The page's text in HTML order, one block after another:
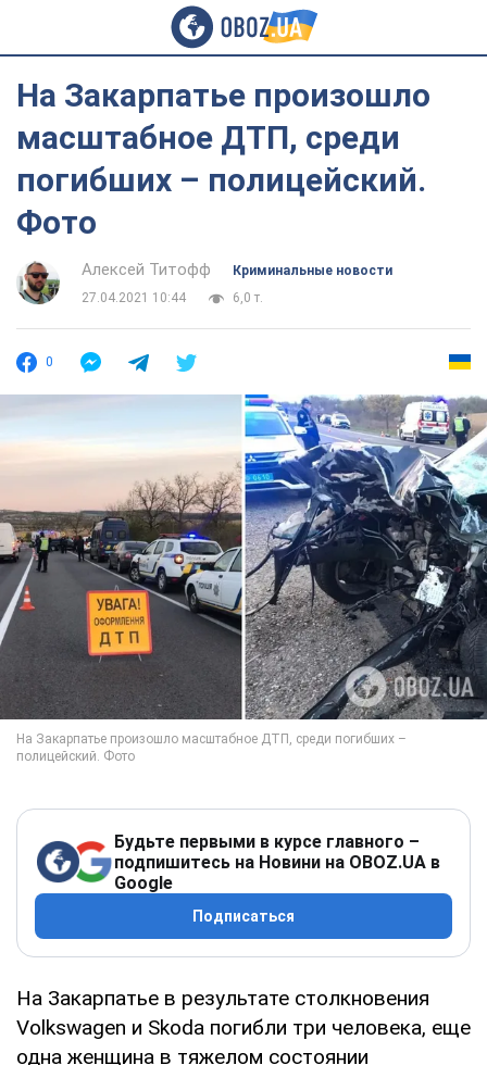
На Закарпатье произошло
масштабное ДТП, среди
погибших – полицейский.
Фото
Алексей Титофф
Криминальные новости
27.04.2021 10:44
6,0 т.
0
Будьте первыми в курсе главного –
подпишитесь на Новини на OBOZ.UA в
Google
Подписаться
На Закарпатье в результате столкновения
Volkswagen и Skoda погибли три человека, еще
одна женщина в тяжелом состоянии